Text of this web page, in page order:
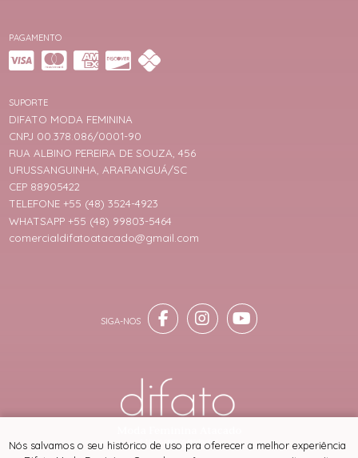
PAGAMENTO
SUPORTE
DIFATO MODA FEMININA
CNPJ 00.378.086/0001-90
RUA ALBINO PEREIRA DE SOUZA, 456
URUSSANGUINHA, ARARANGUÁ/SC
CEP 88905422
TELEFONE +55 (48) 3524-4923
WHATSAPP +55 (48) 99803-5464
comercialdifatoatacado@gmail.com
® TODOS DIREITOS RESERVADOS
Nós salvamos o seu histórico de uso pra oferecer a melhor experiência